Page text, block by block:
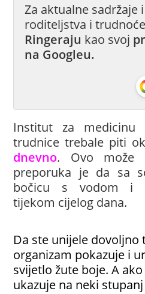
Za aktualne sadržaje
roditeljstva i
Ringeraju kao svoj
na Googleu.
Institut za medicinu
trudnice trebale piti
dnevno. Ovo može
preporuka je da sa
bočicu s vodom i
tijekom cijelog dana.
Da ste unijele dovoljno
organizam pokazuje i
svijetlo žute boje. A
ukazuje na neki